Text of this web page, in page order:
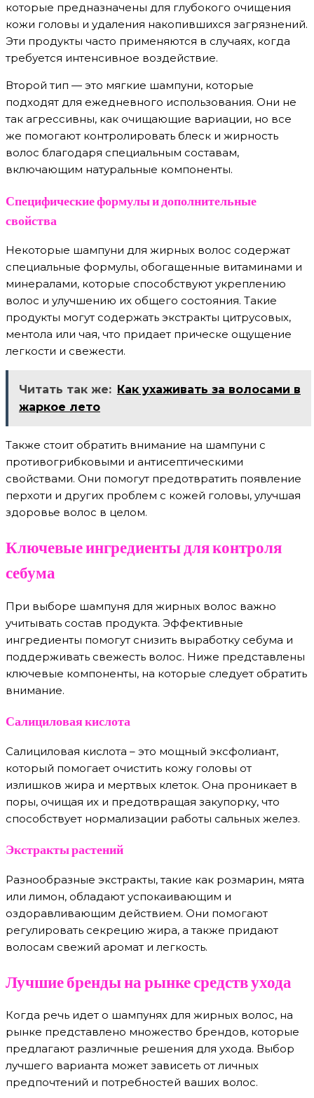
которые предназначены для глубокого очищения
кожи головы и удаления накопившихся загрязнений.
Эти продукты часто применяются в случаях, когда
требуется интенсивное воздействие.
Второй тип — это мягкие шампуни, которые
подходят для ежедневного использования. Они не
так агрессивны, как очищающие вариации, но все
же помогают контролировать блеск и жирность
волос благодаря специальным составам,
включающим натуральные компоненты.
Специфические формулы и дополнительные
свойства
Некоторые шампуни для жирных волос содержат
специальные формулы, обогащенные витаминами и
минералами, которые способствуют укреплению
волос и улучшению их общего состояния. Такие
продукты могут содержать экстракты цитрусовых,
ментола или чая, что придает прическе ощущение
легкости и свежести.
Читать так же: Как ухаживать за волосами в
жаркое лето
Также стоит обратить внимание на шампуни с
противогрибковыми и антисептическими
свойствами. Они помогут предотвратить появление
перхоти и других проблем с кожей головы, улучшая
здоровье волос в целом.
Ключевые ингредиенты для контроля
себума
При выборе шампуня для жирных волос важно
учитывать состав продукта. Эффективные
ингредиенты помогут снизить выработку себума и
поддерживать свежесть волос. Ниже представлены
ключевые компоненты, на которые следует обратить
внимание.
Салициловая кислота
Салициловая кислота – это мощный эксфолиант,
который помогает очистить кожу головы от
излишков жира и мертвых клеток. Она проникает в
поры, очищая их и предотвращая закупорку, что
способствует нормализации работы сальных желез.
Экстракты растений
Разнообразные экстракты, такие как розмарин, мята
или лимон, обладают успокаивающим и
оздоравливающим действием. Они помогают
регулировать секрецию жира, а также придают
волосам свежий аромат и легкость.
Лучшие бренды на рынке средств ухода
Когда речь идет о шампунях для жирных волос, на
рынке представлено множество брендов, которые
предлагают различные решения для ухода. Выбор
лучшего варианта может зависеть от личных
предпочтений и потребностей ваших волос.